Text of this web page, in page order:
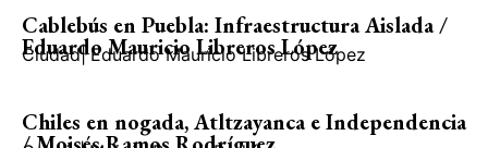
Cablebús en Puebla: Infraestructura Aislada /
Eduardo Mauricio Libreros López
Ciudad| Eduardo Mauricio Libreros López
Chiles en nogada, Atltzayanca e Independencia